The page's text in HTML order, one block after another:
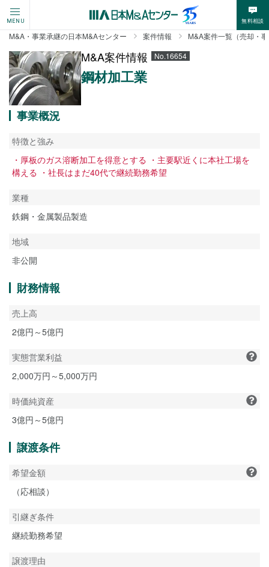
MENU 無料相談
M&A・事業承継の日本M&Aセンター 案件情報 M&A案件一覧（売却・
M&A案件情報 No.16654
鋼材加工業
事業概況
特徴と強み
・厚板のガス溶断加工を得意とする ・主要駅近くに本社工場を
構える ・社長はまだ40代で継続勤務希望
業種
鉄鋼・金属製品製造
地域
非公開
財務情報
売上高
2億円～5億円
実態営業利益
2,000万円～5,000万円
時価純資産
3億円～5億円
譲渡条件
希望金額
（応相談）
引継ぎ条件
継続勤務希望
譲渡理由